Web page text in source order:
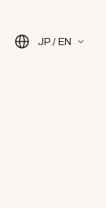
JP / EN